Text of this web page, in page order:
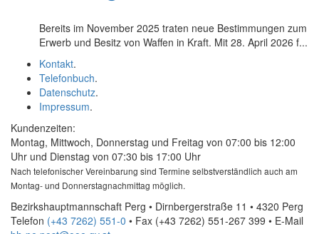
Bereits im November 2025 traten neue Bestimmungen zum
Erwerb und Besitz von Waffen in Kraft. Mit 28. April 2026 f...
Kontakt.
Telefonbuch.
Datenschutz.
Impressum.
Kundenzeiten:
Montag, Mittwoch, Donnerstag und Freitag von 07:00 bis 12:00
Uhr und Dienstag von 07:30 bis 17:00 Uhr
Nach telefonischer Vereinbarung sind Termine selbstverständlich auch am
Montag- und Donnerstagnachmittag möglich.
Bezirkshauptmannschaft Perg • Dirnbergerstraße 11 • 4320 Perg
Telefon (+43 7262) 551-0 • Fax (+43 7262) 551-267 399 • E-Mail